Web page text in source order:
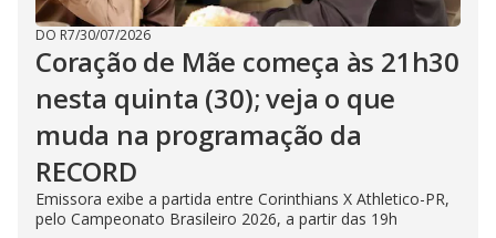
DO R7/30/07/2026
Coração de Mãe começa às 21h30
nesta quinta (30); veja o que
muda na programação da
RECORD
Emissora exibe a partida entre Corinthians X Athletico-PR,
pelo Campeonato Brasileiro 2026, a partir das 19h